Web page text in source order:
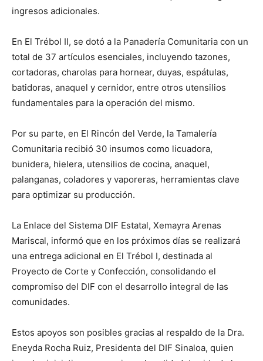
ingresos adicionales.
En El Trébol II, se dotó a la Panadería Comunitaria con un
total de 37 artículos esenciales, incluyendo tazones,
cortadoras, charolas para hornear, duyas, espátulas,
batidoras, anaquel y cernidor, entre otros utensilios
fundamentales para la operación del mismo.
Por su parte, en El Rincón del Verde, la Tamalería
Comunitaria recibió 30 insumos como licuadora,
bunidera, hielera, utensilios de cocina, anaquel,
palanganas, coladores y vaporeras, herramientas clave
para optimizar su producción.
La Enlace del Sistema DIF Estatal, Xemayra Arenas
Mariscal, informó que en los próximos días se realizará
una entrega adicional en El Trébol I, destinada al
Proyecto de Corte y Confección, consolidando el
compromiso del DIF con el desarrollo integral de las
comunidades.
Estos apoyos son posibles gracias al respaldo de la Dra.
Eneyda Rocha Ruiz, Presidenta del DIF Sinaloa, quien